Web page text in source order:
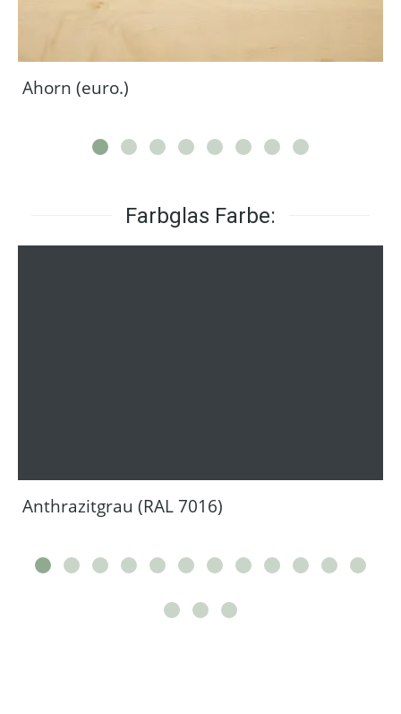
Ahorn (euro.)
Farbglas Farbe:
Anthrazitgrau (RAL 7016)